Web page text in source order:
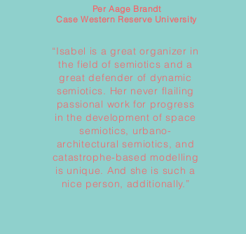
Per Aage Brandt
Case Western Reserve University
“Isabel is a great organizer in
the field of semiotics and a
great defender of dynamic
semiotics. Her never flailing
passional work for progress
in the development of space
semiotics, urbano-
architectural semiotics, and
catastrophe-based modelling
is unique. And she is such a
nice person, additionally.”